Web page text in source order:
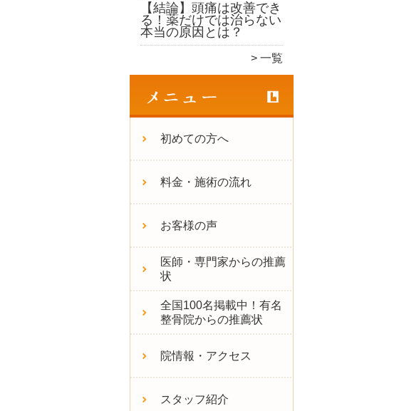
【結論】頭痛は改善でき
る！薬だけでは治らない
本当の原因とは？
一覧
初めての方へ
料金・施術の流れ
お客様の声
医師・専門家からの推薦
状
全国100名掲載中！有名
整骨院からの推薦状
院情報・アクセス
スタッフ紹介